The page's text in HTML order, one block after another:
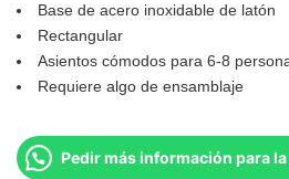
Base de acero inoxidable de latón
Rectangular
Asientos cómodos para 6-8
Requiere algo de ensamblaje
Pedir más información para